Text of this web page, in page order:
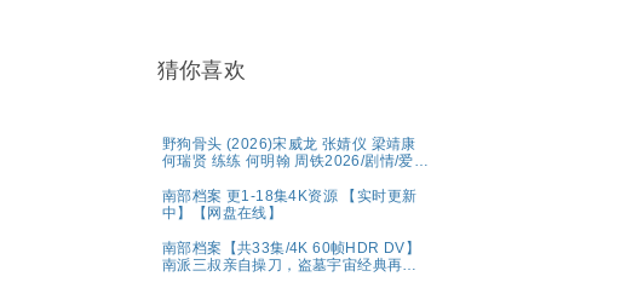
猜你喜欢
野狗骨头 (2026)宋威龙 张婧仪 梁靖康
何瑞贤 练练 何明翰 周铁2026/剧情/爱
南部档案 更1-18集4K资源 【实时更新
中】【网盘在线】
南部档案【共33集/4K 60帧HDR DV】
南派三叔亲自操刀，盗墓宇宙经典再现